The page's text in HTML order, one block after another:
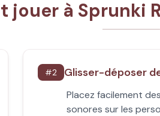
jouer à Sprunki
#2 Glisser-déposer
Placez facilement
sonores sur les